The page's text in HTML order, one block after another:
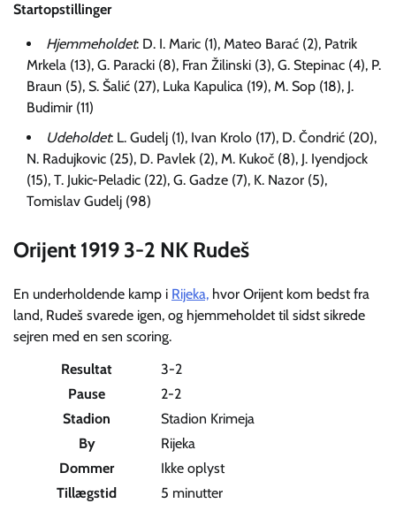
Startopstillinger
Hjemmeholdet: D. I. Maric (1), Mateo Barać (2), Patrik
Mrkela (13), G. Paracki (8), Fran Žilinski (3), G. Stepinac (4), P.
Braun (5), S. Šalić (27), Luka Kapulica (19), M. Sop (18), J.
Budimir (11)
Udeholdet: L. Gudelj (1), Ivan Krolo (17), D. Čondrić (20),
N. Radujkovic (25), D. Pavlek (2), M. Kukoč (8), J. Iyendjock
(15), T. Jukic-Peladic (22), G. Gadze (7), K. Nazor (5),
Tomislav Gudelj (98)
Orijent 1919 3-2 NK Rudeš
En underholdende kamp i Rijeka, hvor Orijent kom bedst fra
land, Rudeš svarede igen, og hjemmeholdet til sidst sikrede
sejren med en sen scoring.
Resultat
3-2
Pause
2-2
Stadion
Stadion Krimeja
By
Rijeka
Dommer
Ikke oplyst
Tillægstid
5 minutter